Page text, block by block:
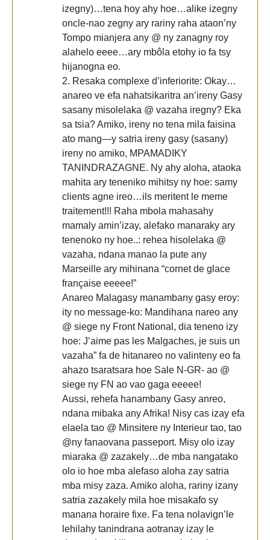
izegny)…tena hoy ahy hoe…alike izegny
oncle-nao zegny ary rariny raha ataon’ny
Tompo mianjera any @ ny zanagny roy
alahelo eeee…ary mbôla etohy io fa tsy
hijanogna eo.
2. Resaka complexe d’inferiorite: Okay…
anareo ve efa nahatsikaritra an’ireny Gasy
sasany misolelaka @ vazaha iregny? Eka
sa tsia? Amiko, ireny no tena mila faisina
ato mang—y satria ireny gasy (sasany)
ireny no amiko, MPAMADIKY
TANINDRAZAGNE. Ny ahy aloha, ataoka
mahita ary teneniko mihitsy ny hoe: samy
clients agne ireo…ils meritent le meme
traitement!!! Raha mbola mahasahy
mamaly amin’izay, alefako manaraky ary
tenenoko ny hoe..: rehea hisolelaka @
vazaha, ndana manao la pute any
Marseille ary mihinana “cornet de glace
française eeeee!”
Anareo Malagasy manambany gasy eroy:
ity no message-ko: Mandihana nareo any
@ siege ny Front National, dia teneno izy
hoe: J’aime pas les Malgaches, je suis un
vazaha” fa de hitanareo no valinteny eo fa
ahazo tsaratsara hoe Sale N-GR- ao @
siege ny FN ao vao gaga eeeee!
Aussi, rehefa hanambany Gasy anreo,
ndana mibaka any Afrika! Nisy cas izay efa
elaela tao @ Minsitere ny Interieur tao, tao
@ny fanaovana passeport. Misy olo izay
miaraka @ zazakely…de mba nangatako
olo io hoe mba alefaso aloha zay satria
mba misy zaza. Amiko aloha, rariny izany
satria zazakely mila hoe misakafo sy
manana horaire fixe. Fa tena nolavign’le
lehilahy tanindrana aotranay izay le